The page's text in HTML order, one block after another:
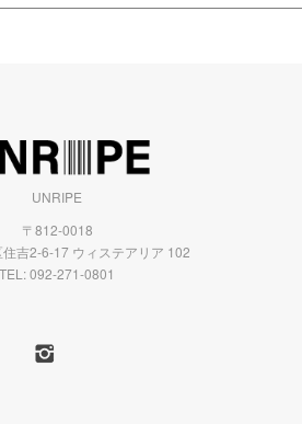
UNRIPE
〒812-0018
吉2-6-17 ウィステアリア 102
TEL:092-271-0801